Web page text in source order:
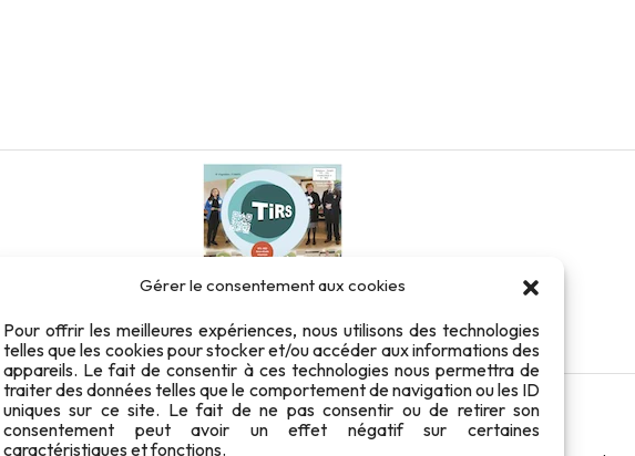
Gérer le consentement aux cookies
Pour offrir les meilleures expériences, nous utilisons des technologies
telles que les cookies pour stocker et/ou accéder aux informations des
appareils. Le fait de consentir à ces technologies nous permettra de
traiter des données telles que le comportement de navigation ou les ID
uniques sur ce site. Le fait de ne pas consentir ou de retirer son
consentement peut avoir un effet négatif sur certaines
caractéristiques et fonctions.
Revue TiRS - 2022/2